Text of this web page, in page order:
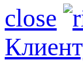
close